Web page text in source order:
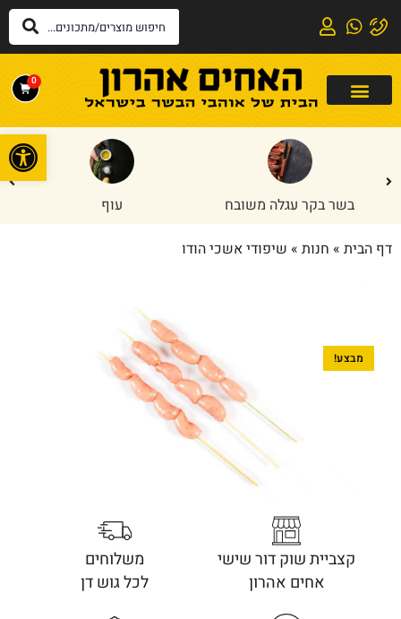
0
בשר בקר עגלה משובח עוף
דף הבית » חנות » שיפודי אשכי הודו
מבצע!
קצביית שוק דור שישי
אחים אהרון
משלוחים
לכל גוש דן